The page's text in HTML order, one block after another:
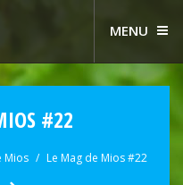
MENU
#22
Mios Le Mag de Mios #22